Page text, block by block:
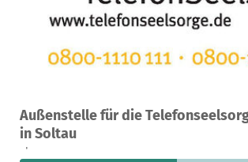
Außenstelle für die
in Soltau
Ein Projekt in Soltau, Deutschland
26